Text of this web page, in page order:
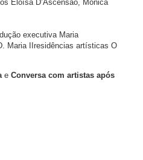
Eloísa D’Ascensão, Mónica
executiva Maria
Maria IIresidências artísticas O
e Conversa com artistas após